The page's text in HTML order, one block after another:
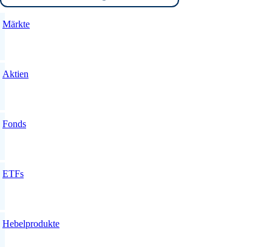
Märkte
Aktien
Fonds
ETFs
Hebelprodukte